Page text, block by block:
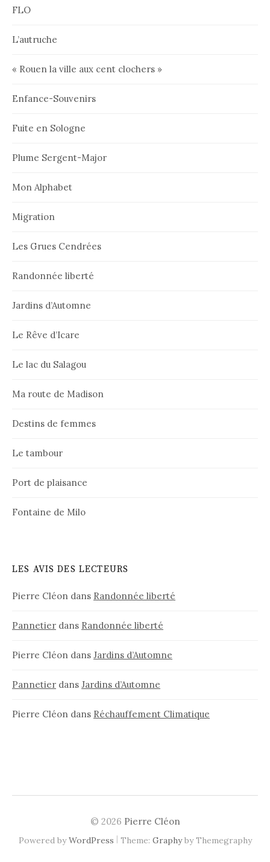
FLO
L’autruche
« Rouen la ville aux cent clochers »
Enfance-Souvenirs
Fuite en Sologne
Plume Sergent-Major
Mon Alphabet
Migration
Les Grues Cendrées
Randonnée liberté
Jardins d’Automne
Le Rêve d’Icare
Le lac du Salagou
Ma route de Madison
Destins de femmes
Le tambour
Port de plaisance
Fontaine de Milo
LES AVIS DES LECTEURS
Pierre Cléon dans Randonnée liberté
Pannetier dans Randonnée liberté
Pierre Cléon dans Jardins d’Automne
Pannetier dans Jardins d’Automne
Pierre Cléon dans Réchauffement Climatique
© 2026 Pierre Cléon
Powered byWordPress | Theme: Graphyby Themegraphy